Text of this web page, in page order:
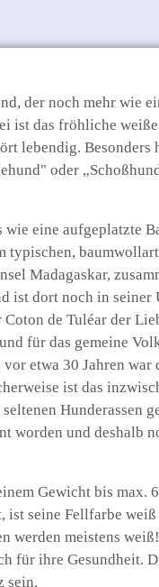
der noch mehr wie
ist das fröhliche weiße
lebendig. Besonders
oder
wie eine aufgeplatzte
typischen,
Madagaskar,
ist dort noch in
de Tuléar der
für das gemeine
etwa 30 Jahren war
ist das
Hunderassen
worden und deshalb
Gewicht bis max.
ist seine Fellfarbe
werden meistens
für ihre Gesundheit.
sein.